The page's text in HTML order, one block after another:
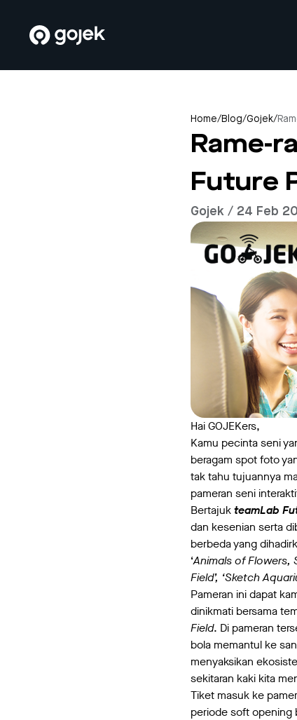
Home/Blog/Gojek/
Rame-
Future
Gojek / 24 Feb
Hai GOJEKers,
Kamu pecinta seni
beragam spot foto
tak tahu tujuannya
pameran seni
BertajukteamLab
dan kesenian serta
berbeda yang
‘Animals of Flowers,
Field’, ‘Sketch
Pameran ini dapat
dinikmati bersama
Field. Di pameran
bola memantul ke
menyaksikan
sekitaran kaki kita
Tiket masuk ke
periode soft opening